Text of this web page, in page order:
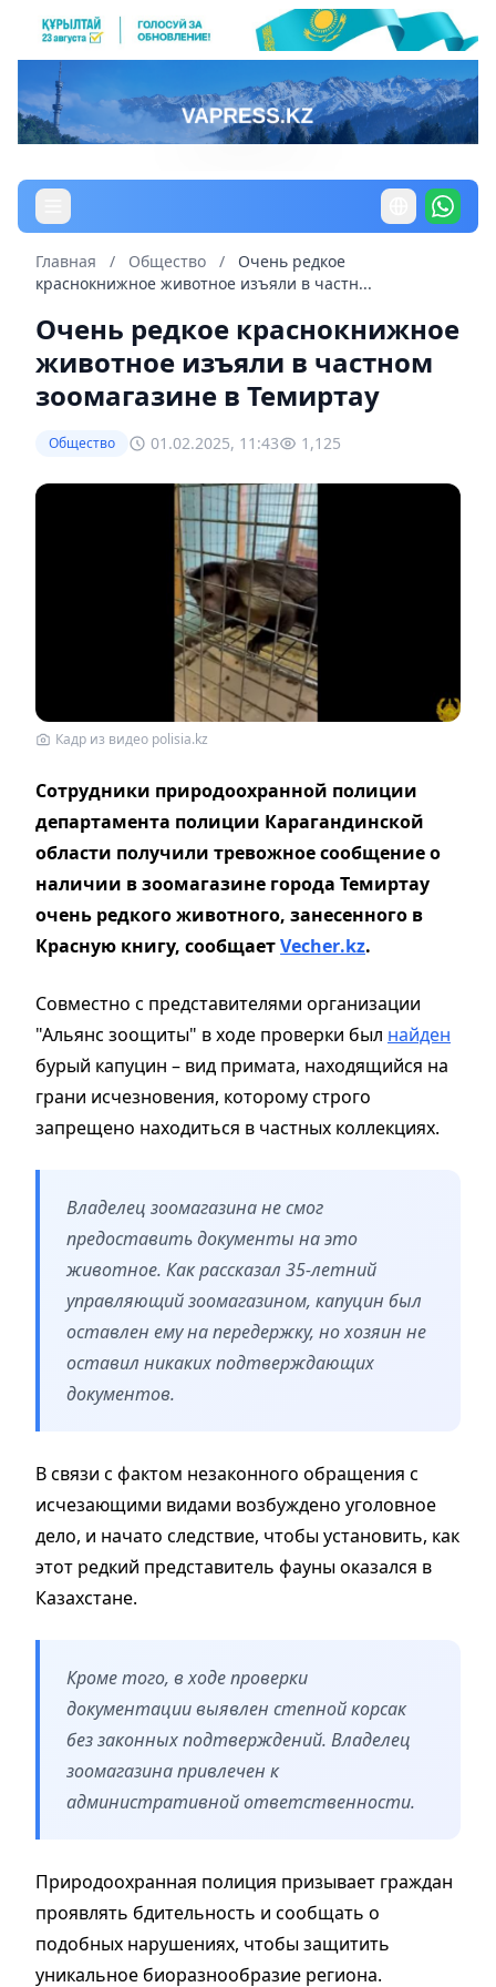
Главная / Общество /
Очень редкое
краснокнижное животное изъяли в частн...
Очень редкое краснокнижное
животное изъяли в частном
зоомагазине в Темиртау
Общество 01.02.2025, 11:43 1,125
Кадр из видео polisia.kz
Сотрудники природоохранной полиции
департамента полиции Карагандинской
области получили тревожное сообщение о
наличии в зоомагазине города Темиртау
очень редкого животного, занесенного в
Красную книгу, сообщаетVecher.kz.
Совместно с представителями организации
"Альянс зоощиты" в ходе проверки был найден
бурый капуцин – вид примата, находящийся на
грани исчезновения, которому строго
запрещено находиться в частных коллекциях.
Владелец зоомагазина не смог
предоставить документы на это
животное. Как рассказал 35-летний
управляющий зоомагазином, капуцин был
оставлен ему на передержку, но хозяин не
оставил никаких подтверждающих
документов.
В связи с фактом незаконного обращения с
исчезающими видами возбуждено уголовное
дело, и начато следствие, чтобы установить, как
этот редкий представитель фауны оказался в
Казахстане.
Кроме того, в ходе проверки
документации выявлен степной корсак
без законных подтверждений. Владелец
зоомагазина привлечен к
административной ответственности.
Природоохранная полиция призывает граждан
проявлять бдительность и сообщать о
подобных нарушениях, чтобы защитить
уникальное биоразнообразие региона.